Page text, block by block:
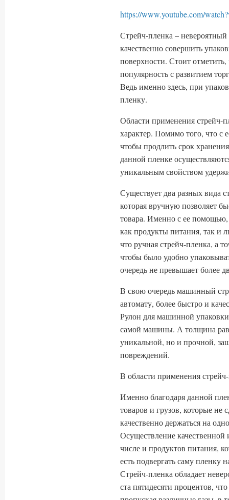
https://www.youtube.com/
Стрейч-пленка –
качественно совершить
поверхности. Стоит
популярность с развитием
Ведь именно здесь, при
пленку.
Области применения
характер. Помимо того, что
чтобы продлить срок
данной пленке
уникальным свойством
Существует два разных вида
которая вручную позволяет
товара. Именно с ее
как продукты питания, так и
что ручная стрейч-пленка, а
чтобы было удобно
очередь не превышает более
В свою очередь машинный
автомату, более быстро и
Рулон для машинной
самой машины. А толщина
уникальной, но и прочной,
повреждений.
В области применения
Именно благодаря данной
товаров и грузов, которые не
качественно держаться на
Осуществление
числе и продуктов питания,
есть подвергать саму пленку
Стрейч-пленка обладает
ста пятидесяти процентов,